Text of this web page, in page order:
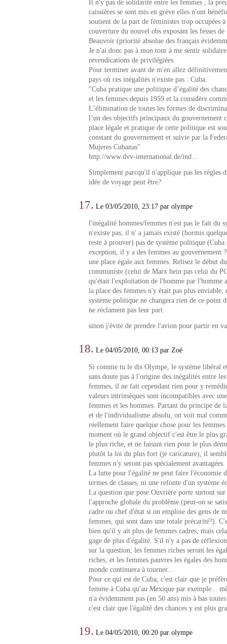
Il n'y pas de solidarité entre les femmes , la
caissières se sont mis en grève elles n'ont
soutient de la part de féministes trop occupées
couverture du nouvel obs exposant les fesses de
Beauvoir (priorité absolue des français
Je n'ai donc pas à mon tour à me sentir
revendications de privilégiées.
Pour terminer avant de m'en allez
pays où ces inégalités n'existe pas : Cuba.
"Cuba pratique une politique d’égalité des
et les femmes depuis 1959 et la considère
L’élimination de toutes les formes de
l’un des objectifs principaux du gouvernement
place légale et pratique de cette politique est
constant du gouvernement et suivie par la
Mujeres Cubanas"
http://www.dvv-international.de/ind...
Simplement parcqu'il n'applique pas les règles
idée de voyage peut être?
17. Le 03/05/2010, 23:17 par olympe
l'inégalité hommes/femmes n'est pas le fait du
n'existe pas, il n' a jamais existé (hormis
reste à prouver) pas de système politique (Cuba
exception, il y a des femmes au gouvernement
une place égale aux femmes. Relisez le début
communiste (celui de Marx hein pas celui du
qu'était l'exploitation de l'homme par l'homme
la place des femmes n'y était pas plus enviable,
système politique ne changera rien de ce point
ne réclament pas leur part.
sinon j'évite de prendre l'avion pour partir en
18. Le 04/05/2010, 00:13 par Zoé
Si comme tu le dis Olympe, le système libéral
sans doute pas à l'origine des inégalités entre
femmes, il ne fait cependant rien pour y
valeurs intrinsèques sont incompatibles avec
femmes et les hommes. Partant du principe de
et de l'individualisme absolu, on voit mal
réellement faire quelque chose pour les
moment où le grand objectif c'est être le plus
le plus riche, et ne faisant rien pour le plus
plutôt la loi du plus fort (je caricature), il
femmes n'y seront pas spécialement avantagées.
La lutte pour l'égalité ne peut faire l'économie
termes de classes, ni une refonte d'un système
La question que pose Ouvrière porte surtout
l'approche globale du problème (peut-on se
cadre ou chef d'état si on emploie des gens de
femmes, qui sont dans une totale précarité?).
bien qu'il y ait plus de femmes cadres, mais
gage de plus d'égalité. S'il n'y a pas de
sur la question, les femmes riches seront les
riches, et les femmes pauvres les égales des
monde continuera à tourner...
Pour ce qui est de Cuba, c'est clair que je
femme à Cuba qu'au Mexique par exemple...
n'a évidemment pas (en 50 ans) mis à bas
c'est clair que l'égalité des chances y est plus
19. Le 04/05/2010, 00:20 par olympe